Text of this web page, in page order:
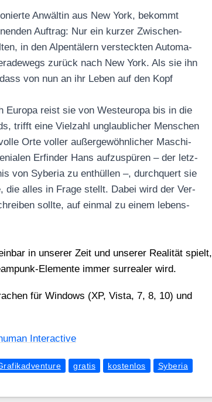
Anwäl­tin aus New York, bekommt
Auf­trag: Nur ein kur­zer Zwi­schen­
in den Alpen­tä­lern ver­steck­ten Auto­ma­
zurück nach New York. Als sie ihn
von nun an ihr Leben auf den Kopf
Euro­pa reist sie von West­eu­ro­pa bis in die
trifft eine Viel­zahl unglaub­li­cher Men­schen
Orte vol­ler außer­ge­wöhn­li­cher Maschi­
Erfin­der Hans auf­zu­spü­ren – der letz­
von Sybe­ria zu ent­hül­len –, durch­quert sie
die alles in Fra­ge stellt. Dabei wird der Ver­
soll­te, auf ein­mal zu einem lebens­
in unse­rer Zeit und unse­rer Rea­li­tät spielt,
Ele­men­te immer sur­rea­ler wird.
für Win­dows (XP, Vis­ta, 7, 8, 10) und
Inter­ac­ti­ve
gratis kostenlos Syberia